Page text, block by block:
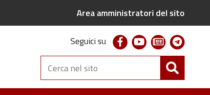
Area amministratori del sito
Seguici su facebookyoutubenewsletter
Cerca
nel
sito